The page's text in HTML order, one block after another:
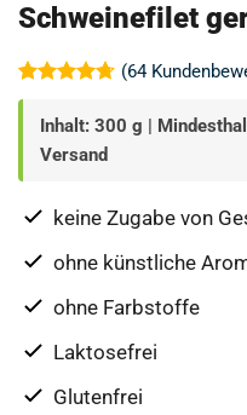
Schweinefilet
Bewertet
mit4.72
von 5,
basierend
auf
64
(64
Inhalt: 300 g |
Versand
keine Zugabe von
ohne künstliche
ohne Farbstoffe
Laktosefrei
Glutenfrei